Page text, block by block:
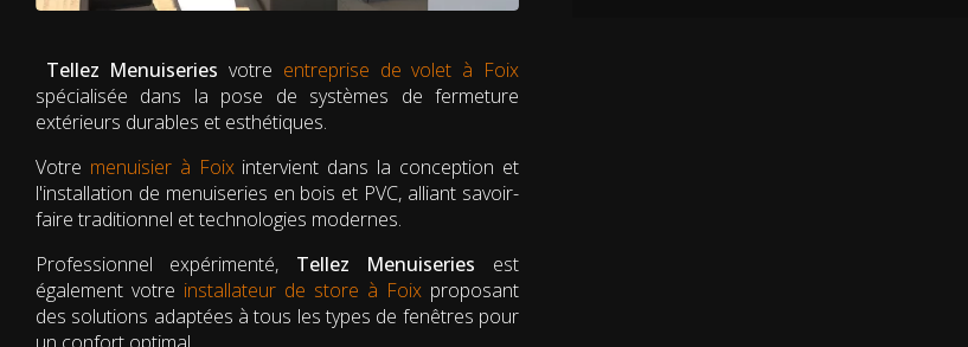
Tellez Menuiseries votre entreprise de volet à Foix
spécialisée dans la pose de systèmes de fermeture
extérieurs durables et esthétiques.
Votre menuisier à Foixintervient dans la conception et
l'installation de menuiseries en bois et PVC, alliant savoir-
faire traditionnel et technologies modernes.
Professionnel expérimenté, Tellez Menuiseries est
également votre installateur de store à Foix proposant
des solutions adaptées à tous les types de fenêtres pour